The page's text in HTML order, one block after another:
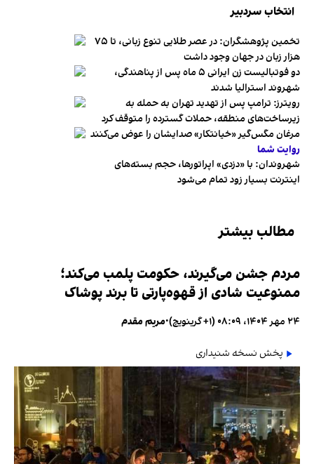
انتخاب سردبیر
تخمین پژوهشگران: در عصر طلایی تنوع زبانی، تا ۷۵
هزار زبان در جهان وجود داشت
دو فوتبالیست زن ایرانی ۵ ماه پس از پناهندگی،
شهروند استرالیا شدند
رویترز: ترامپ پس از تهدید تهران به حمله به
زیرساخت‌های منطقه، حملات گسترده را متوقف کرد
مرغان مگس‌گیر «خیانتکار» صدایشان را عوض می‌کنند
روایت شما
شهروندان:‌ با «دزدی» اپراتورها، حجم بسته‌های
اینترنت بسیار زود تمام می‌شود
مطالب بیشتر
مردم جشن می‌گیرند، حکومت پلمب می‌کند؛
ممنوعیت شادی از قهوه‌پارتی تا برند پوشاک
۲۴ مهر ۱۴۰۴، ۰۸:۰۹ (‎+۱ گرینویچ) •مریم مقدم
پخش نسخه شنیداری